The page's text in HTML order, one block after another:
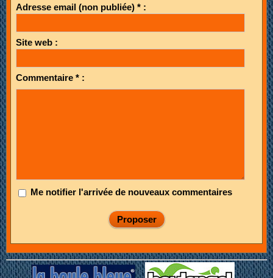
Adresse email (non publiée) * :
Site web :
Commentaire * :
Me notifier l'arrivée de nouveaux commentaires